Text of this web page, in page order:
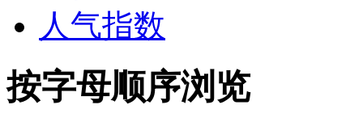
人气指数
按字母顺序浏览